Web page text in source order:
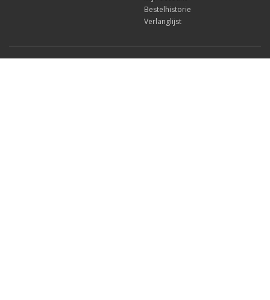
Bestelhistorie
Verlanglijst